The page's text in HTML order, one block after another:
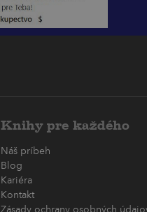
Knihy pre každého
Náš príbeh
Blog
Kariéra
Kontakt
Zásady ochrany osobných